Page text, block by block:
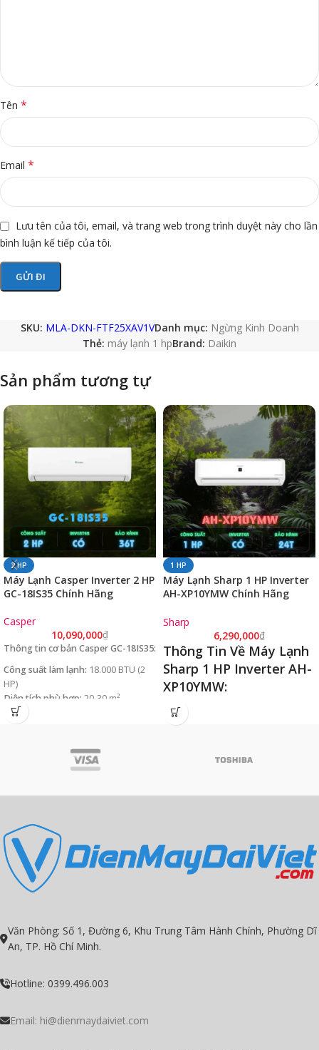
Tên *
Email *
Lưu tên của tôi, email, và trang web trong trình duyệt này cho lần
bình luận kế tiếp của tôi.
SKU: MLA-DKN-FTF25XAV1VDanh mục: Ngừng Kinh Doanh
Thẻ: máy lạnh 1 hpBrand: Daikin
Sản phẩm tương tự
2 HP
Máy Lạnh Casper Inverter 2 HP
GC-18IS35 Chính Hãng
Casper
10,090,000₫
Thông tin cơ bản Casper GC-18IS35:
Công suất làm lạnh: 18.000 BTU (2
HP)
Diện tích phù hợp: 20-30 m²
Loại máy:
Công nghệ:
R32 (hiệu suất cao, thân thiện
1 HP
Máy Lạnh Sharp 1 HP Inverter
AH-XP10YMW Chính Hãng
Sharp
6,290,000₫
Thông Tin Về Máy Lạnh
Sharp 1 HP Inverter AH-
XP10YMW:
Công nghệ diệt khuẩn
Plasmacluster Ion: lọc không khí,
Làm lạnh siêu tốc Super Jet
Làm lạnh nhanh Super Jet
Văn Phòng: Số 1, Đường 6, Khu Trung Tâm Hành Chính, Phường Dĩ
An, TP. Hồ Chí Minh.
Hotline: 0399.496.003
Email: hi@dienmaydaiviet.com